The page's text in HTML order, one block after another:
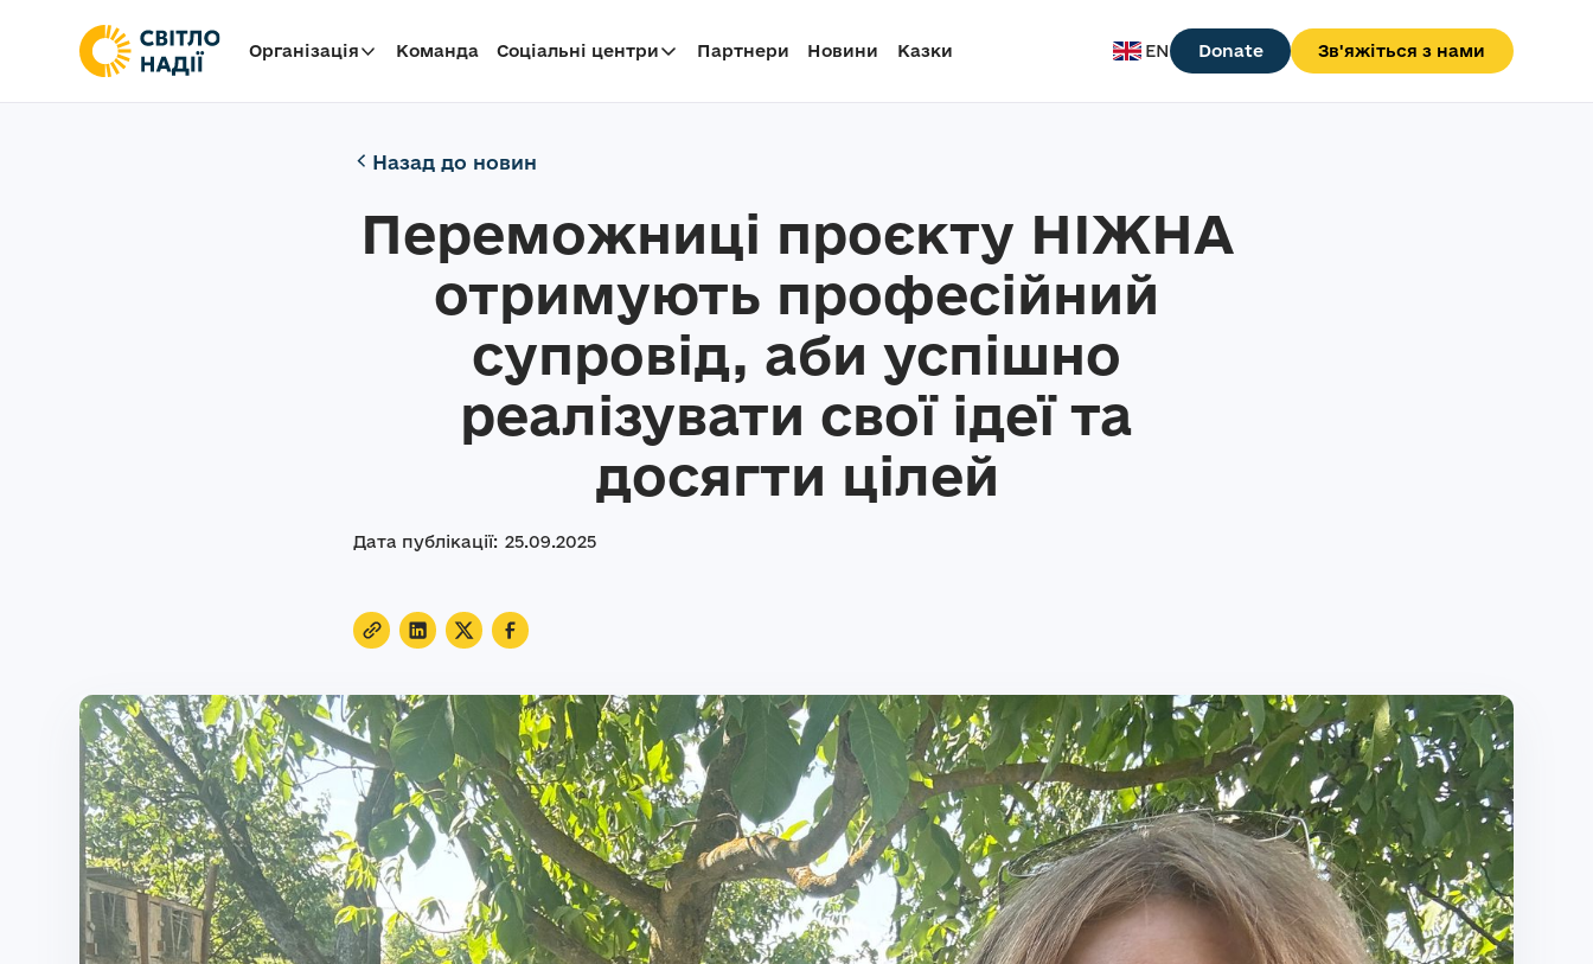
Організація Команда Cоціальні центри Партнери Новини Казки EN Donate Зв'яжіться з нами
Назад до новин
Переможниці проєкту НІЖНА
отримують професійний
супровід, аби успішно
реалізувати свої ідеї та
досягти цілей
Дата публікації: 25.09.2025